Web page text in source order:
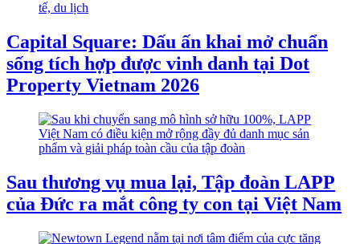
Capital Square: Dấu ấn khai mở chuẩn
sống tích hợp được vinh danh tại Dot
Property Vietnam 2026
Sau thương vụ mua lại, Tập đoàn LAPP
của Đức ra mắt công ty con tại Việt Nam